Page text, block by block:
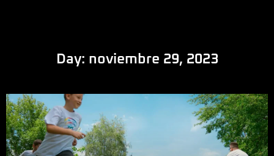
Day: noviembre 29, 2023